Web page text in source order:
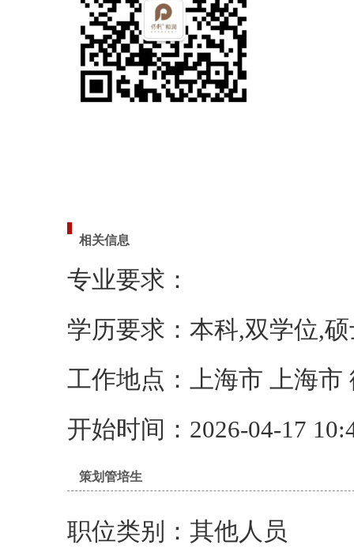
相关信息
专业要求：
学历要求：本科,双学位,
工作地点：上海市 上海市
开始时间：2026-04-17
策划管培生
职位类别：其他人员